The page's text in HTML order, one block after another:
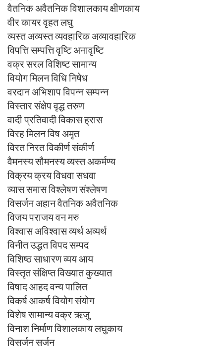
वैतनिक अवैतनिक विशालकाय क्षीणकाय
वीर कायर वृहत लघु
व्यस्त अव्यस्त व्यवहारिक अव्यावहारिक
विपत्ति सम्पत्ति वृष्टि अनावृष्टि
वक्र सरल विशिष्ट सामान्य
वियोग मिलन विधि निषेध
वरदान अभिशाप विपन्न सम्पन्न
विस्तार संक्षेप वृद्ध तरुण
वादी प्रतिवादी विकास ह्रास
विरह मिलन विष अमृत
विरत निरत विकीर्ण संकीर्ण
वैमनस्य सौमनस्य व्यस्त अकर्मण्य
विक्रय क्रय विधवा सधवा
व्यास समास विश्लेषण संश्लेषण
विसर्जन अहान वैतनिक अवैतनिक
विजय पराजय वन मरु
विश्वास अविश्वास व्यर्थ अव्यर्थ
विनीत उद्धत विपद सम्पद
विशिष्ठ साधारण व्यय आय
विस्तृत संक्षिप्त विख्यात कुख्यात
विषाद आहद वन्य पालित
विकर्ष आकर्ष वियोग संयोग
विशेष सामान्य वक्र ऋजु
विनाश निर्माण विशालकाय लघुकाय
विसर्जन सर्जन